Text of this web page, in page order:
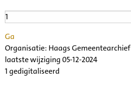
Ga
Organisatie: Haags Gemeentearchief
laatste wijziging 05-12-2024
1 gedigitaliseerd